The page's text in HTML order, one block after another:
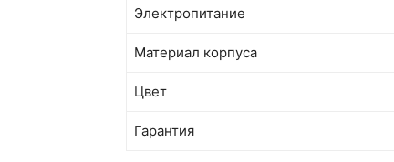
Электропитание
Материал корпуса
Цвет
Гарантия